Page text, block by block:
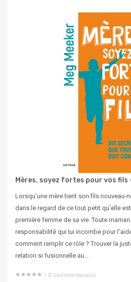
Mères, soyez fortes pour vos fils
Lorsqu’une mère tient son fils nouveau-
dans le regard de ce tout petit qu’elle
première femme de sa vie. Toute
responsabilité qui lui incombe pour
comment remplir ce rôle ? Trouver la
relation si fusionnelle au...
0 Commentaire(s)